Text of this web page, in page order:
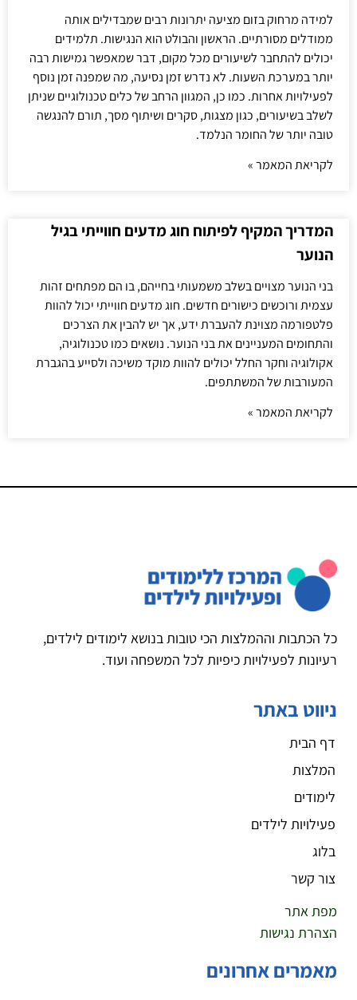
למידה מרחוק בזום מציעה יתרונות רבים שמבדילים אותה
ממודלים מסורתיים. הראשון והבולט הוא הנגישות. תלמידים
יכולים להתחבר לשיעורים מכל מקום, דבר שמאפשר גמישות רבה
יותר במערכת השעות. לא נדרש זמן נסיעה, מה שמפנה זמן נוסף
לפעילויות אחרות. כמו כן, המגוון הרחב של כלים טכנולוגיים שניתן
לשלב בשיעורים, כגון מצגות, סקרים ושיתוף מסך, תורם להנגשה
טובה יותר של החומר הנלמד.
לקריאת המאמר »
המדריך המקיף לפיתוח חוג מדעים חווייתי בגיל
הנוער
בני הנוער מצויים בשלב משמעותי בחייהם, בו הם מפתחים זהות
עצמית ורוכשים כישורים חדשים. חוג מדעים חווייתי יכול להוות
פלטפורמה מצוינת להעברת ידע, אך יש להבין את הצרכים
והתחומים המעניינים את בני הנוער. נושאים כמו טכנולוגיה,
אקולוגיה וחקר החלל יכולים להוות מוקד משיכה ולסייע בהגברת
המעורבות של המשתתפים.
לקריאת המאמר »
כל הכתבות וההמלצות הכי טובות בנושא לימודים לילדים,
רעיונות לפעילויות כיפיות לכל המשפחה ועוד.
ניווט באתר
דף הבית
המלצות
לימודים
פעילויות לילדים
בלוג
צור קשר
מפת אתר
הצהרת נגישות
מאמרים אחרונים